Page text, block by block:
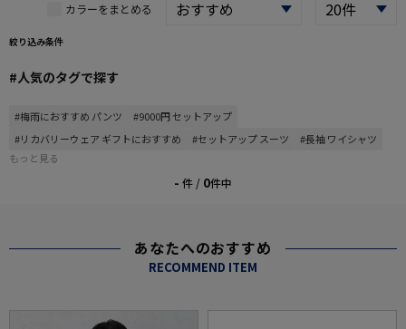
カラーをまとめる
絞り込み条件
#人気のタグで探す
#梅雨におすすめ パンツ
#9000円 セットアップ
#リカバリーウェア ギフトにおすすめ
#セットアップ スーツ
#長袖 ワイシャツ
もっと見る
- 件 / 0件中
あなたへのおすすめ
RECOMMEND ITEM